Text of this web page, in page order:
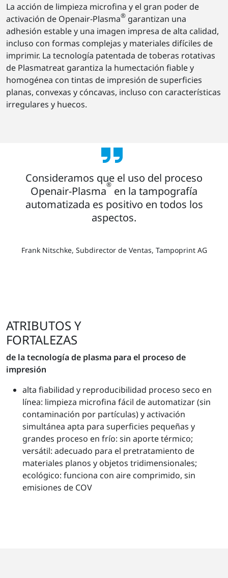
La acción de limpieza microfina y el gran poder de
activación de Openair-Plasma® garantizan una
adhesión estable y una imagen impresa de alta calidad,
incluso con formas complejas y materiales difíciles de
imprimir. La tecnología patentada de toberas rotativas
de Plasmatreat garantiza la humectación fiable y
homogénea con tintas de impresión de superficies
planas, convexas y cóncavas, incluso con características
irregulares y huecos.
Consideramos que el uso del proceso
Openair-Plasma® en la tampografía
automatizada es positivo en todos los
aspectos.
Frank Nitschke, Subdirector de Ventas, Tampoprint AG
ATRIBUTOS Y
FORTALEZAS
de la tecnología de plasma para el proceso de
impresión
alta fiabilidad y reproducibilidad proceso seco en
línea: limpieza microfina fácil de automatizar (sin
contaminación por partículas) y activación
simultánea apta para superficies pequeñas y
grandes proceso en frío: sin aporte térmico;
versátil: adecuado para el pretratamiento de
materiales planos y objetos tridimensionales;
ecológico: funciona con aire comprimido, sin
emisiones de COV